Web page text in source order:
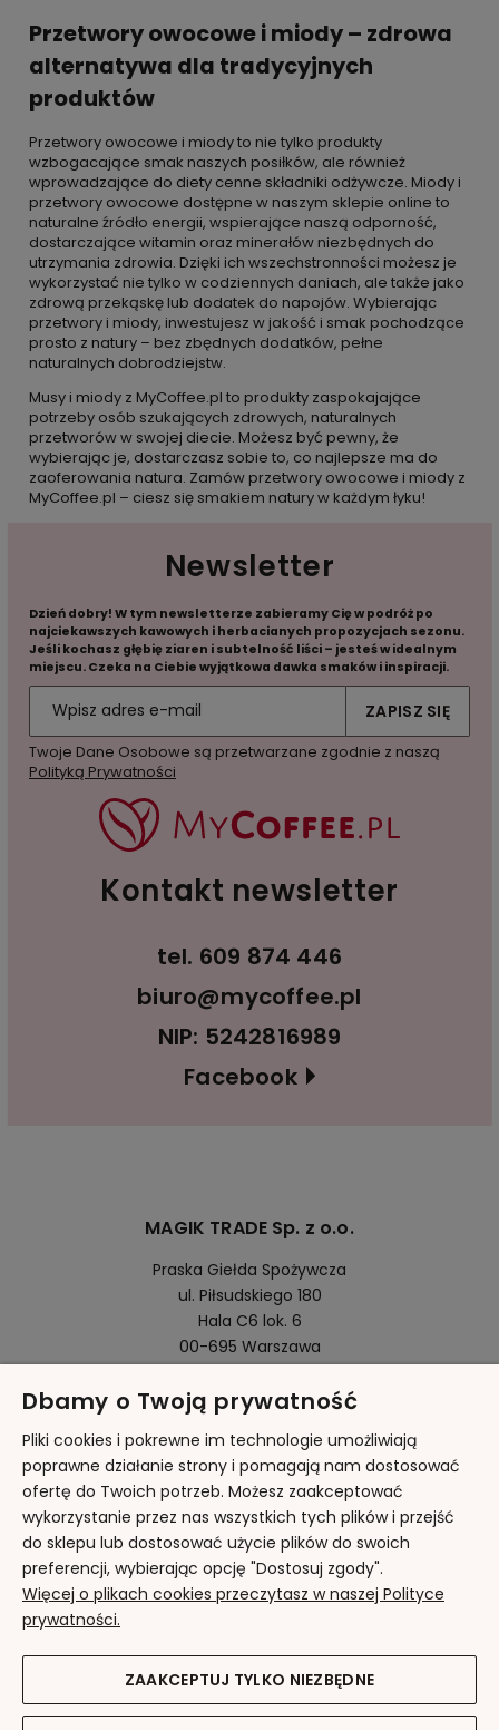
Przetwory owocowe i miody – zdrowa
alternatywa dla tradycyjnych
produktów
Przetwory owocowe i miody to nie tylko produkty
wzbogacające smak naszych posiłków, ale również
wprowadzające do diety cenne składniki odżywcze. Miody i
przetwory owocowe dostępne w naszym sklepie online to
naturalne źródło energii, wspierające naszą odporność,
dostarczające witamin oraz minerałów niezbędnych do
utrzymania zdrowia. Dzięki ich wszechstronności możesz je
wykorzystać nie tylko w codziennych daniach, ale także jako
zdrową przekąskę lub dodatek do napojów. Wybierając
przetwory i miody, inwestujesz w jakość i smak pochodzące
prosto z natury – bez zbędnych dodatków, pełne
naturalnych dobrodziejstw.
Musy i miody z MyCoffee.pl to produkty zaspokajające
potrzeby osób szukających zdrowych, naturalnych
przetworów w swojej diecie. Możesz być pewny, że
wybierając je, dostarczasz sobie to, co najlepsze ma do
zaoferowania natura. Zamów przetwory owocowe i miody z
MyCoffee.pl – ciesz się smakiem natury w każdym łyku!
Newsletter
Dzień dobry! W tym newsletterze zabieramy Cię w podróż po
najciekawszych kawowych i herbacianych propozycjach sezonu.
Jeśli kochasz głębię ziaren i subtelność liści – jesteś w idealnym
miejscu. Czeka na Ciebie wyjątkowa dawka smaków i inspiracji.
ZAPISZ SIĘ
Twoje Dane Osobowe są przetwarzane zgodnie z naszą
Polityką Prywatności
Kontakt newsletter
tel. 609 874 446
biuro@mycoffee.pl
NIP: 5242816989
Facebook
MAGIK TRADE Sp. z o.o.
Praska Giełda Spożywcza
ul. Piłsudskiego 180
Hala C6 lok. 6
00-695 Warszawa
Pomoc
Moje konto
Płatności i dostawa
Informacje
O nas
Dbamy o Twoją prywatność
Pliki cookies i pokrewne im technologie umożliwiają
poprawne działanie strony i pomagają nam dostosować
ofertę do Twoich potrzeb. Możesz zaakceptować
wykorzystanie przez nas wszystkich tych plików i przejść
do sklepu lub dostosować użycie plików do swoich
preferencji, wybierając opcję "Dostosuj zgody".
Więcej o plikach cookies przeczytasz w naszej Polityce
prywatności.
ZAAKCEPTUJ TYLKO NIEZBĘDNE